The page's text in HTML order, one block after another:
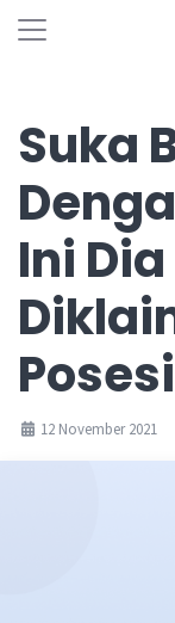
Suka
Ini
12 November 2021